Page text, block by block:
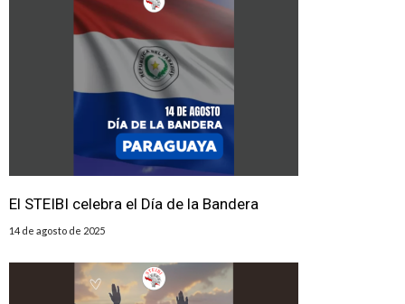
El STEIBI celebra el Día de la Bandera
14 de agosto de 2025